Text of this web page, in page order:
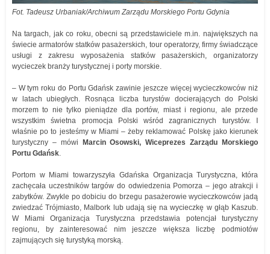
Fot. Tadeusz Urbaniak/Archiwum Zarządu Morskiego Portu Gdynia
Na targach, jak co roku, obecni są przedstawiciele m.in. największych na
świecie armatorów statków pasażerskich, tour operatorzy, firmy świadczące
usługi z zakresu wyposażenia statków pasażerskich, organizatorzy
wycieczek branży turystycznej i porty morskie.
– W tym roku do Portu Gdańsk zawinie jeszcze więcej wycieczkowców niż
w latach ubiegłych. Rosnąca liczba turystów docierających do Polski
morzem to nie tylko pieniądze dla portów, miast i regionu, ale przede
wszystkim świetna promocja Polski wśród zagranicznych turystów. I
właśnie po to jesteśmy w Miami – żeby reklamować Polskę jako kierunek
turystyczny – mówi Marcin Osowski, Wiceprezes Zarządu Morskiego
Portu Gdańsk
Portom w Miami towarzyszyła Gdańska Organizacja Turystyczna, która
zachęcała uczestników targów do odwiedzenia Pomorza – jego atrakcji i
zabytków. Zwykle po dobiciu do brzegu pasażerowie wycieczkowców jadą
zwiedzać Trójmiasto, Malbork lub udają się na wycieczkę w głąb Kaszub.
W Miami Organizacja Turystyczna przedstawia potencjał turystyczny
regionu, by zainteresować nim jeszcze większa liczbę podmiotów
zajmujących się turystyką morską.